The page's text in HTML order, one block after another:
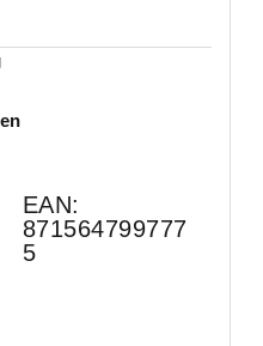
EAN:
871564799777
5